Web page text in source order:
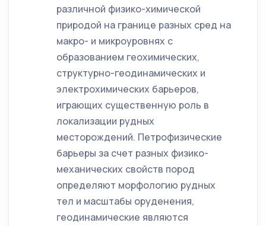
различной физико-химической
природой на границе разных сред на
макро- и микроуровнях с
образованием геохимических,
структурно-геодинамических и
электрохимических барьеров,
играющих существенную роль в
локализации рудных
месторождений. Петрофизические
барьеры за счет разных физико-
механических свойств пород
определяют морфологию рудных
тел и масштабы оруденения,
геодинамические являются